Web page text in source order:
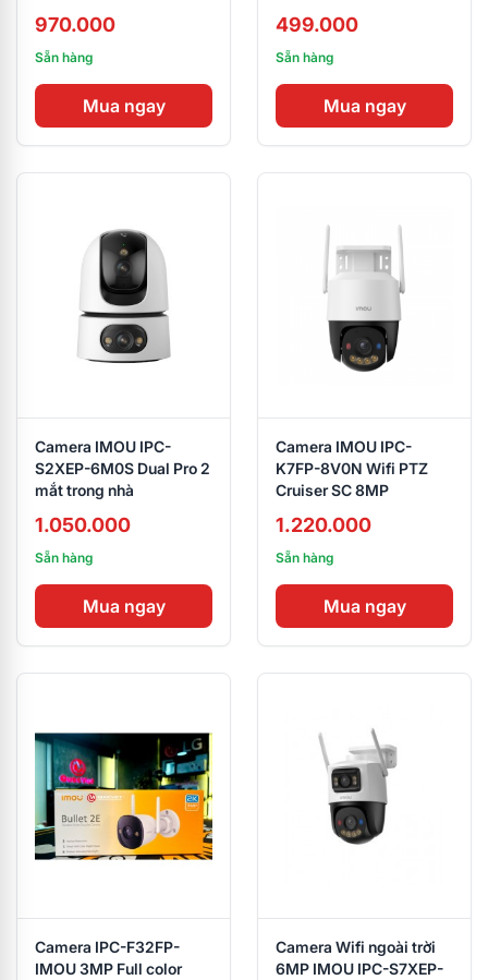
970.000
Sẵn hàng
Mua ngay
499.000
Sẵn hàng
Mua ngay
Camera IMOU IPC-
S2XEP-6M0S Dual Pro 2
mắt trong nhà
1.050.000
Sẵn hàng
Mua ngay
Camera IMOU IPC-
K7FP-8V0N Wifi PTZ
Cruiser SC 8MP
1.220.000
Sẵn hàng
Mua ngay
Camera IPC-F32FP-
IMOU 3MP Full color
Camera Wifi ngoài trời
6MP IMOU IPC-S7XEP-